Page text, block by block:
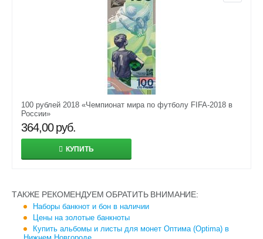
100 рублей 2018 «Чемпионат мира по футболу FIFA-2018 в
России»
364,00 руб.
КУПИТЬ
ТАКЖЕ РЕКОМЕНДУЕМ ОБРАТИТЬ ВНИМАНИЕ:
Наборы банкнот и бон в наличии
Цены на золотые банкноты
Купить альбомы и листы для монет Оптима (Optima) в